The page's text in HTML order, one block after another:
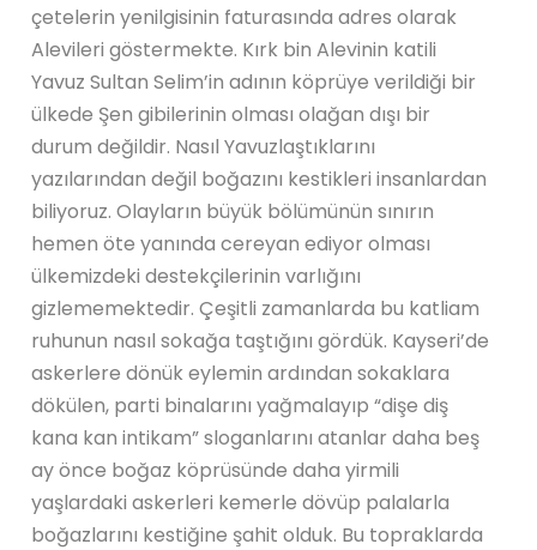
çetelerin yenilgisinin faturasında adres olarak
Alevileri göstermekte. Kırk bin Alevinin katili
Yavuz Sultan Selim’in adının köprüye verildiği bir
ülkede Şen gibilerinin olması olağan dışı bir
durum değildir. Nasıl Yavuzlaştıklarını
yazılarından değil boğazını kestikleri insanlardan
biliyoruz. Olayların büyük bölümünün sınırın
hemen öte yanında cereyan ediyor olması
ülkemizdeki destekçilerinin varlığını
gizlememektedir. Çeşitli zamanlarda bu katliam
ruhunun nasıl sokağa taştığını gördük. Kayseri’de
askerlere dönük eylemin ardından sokaklara
dökülen, parti binalarını yağmalayıp “dişe diş
kana kan intikam” sloganlarını atanlar daha beş
ay önce boğaz köprüsünde daha yirmili
yaşlardaki askerleri kemerle dövüp palalarla
boğazlarını kestiğine şahit olduk. Bu topraklarda